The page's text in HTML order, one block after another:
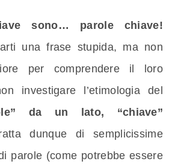
sono… parole chiave!
una frase stupida, ma non
per comprendere il loro
investigare l’etimologia del
da un lato, “chiave”
dunque di semplicissime
parole (come potrebbe essere